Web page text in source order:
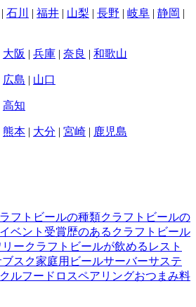
| 石川 | 福井 | 山梨 | 長野 | 岐阜 | 静岡 |
大阪 | 兵庫 | 奈良 | 和歌山
広島 | 山口
高知
熊本 | 大分 | 宮崎 | 鹿児島
フトビールの種類クラフトビールの
ベント 受賞歴のあるクラフトビール
ークラフトビールが飲めるレスト
スク家庭用ビールサーバーサステ
ルフードロスペアリングおつまみ料